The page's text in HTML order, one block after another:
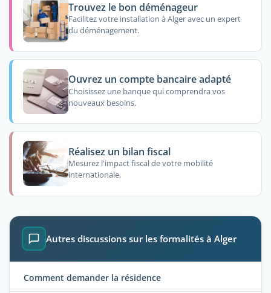
Trouvez le bon déménageur
Facilitez votre installation à Alger avec un expert
du déménagement.
Ouvrez un compte bancaire adapté
Choisissez une banque qui comprendra vos
nouveaux besoins.
Réalisez un bilan fiscal
Mesurez l'impact fiscal de votre mobilité
internationale.
Autres discussions sur les formalités à Alger
Comment demander la résidence